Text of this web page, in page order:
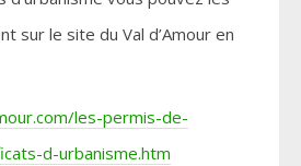
sur le site du Val d’Amour en
les-permis-de-
d-urbanisme.htm